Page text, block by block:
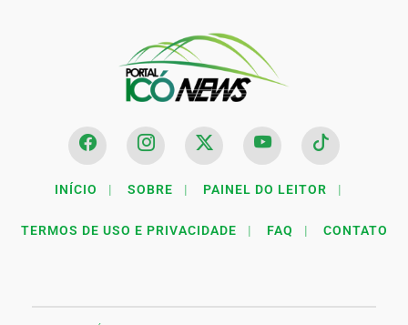
INÍCIO | SOBRE | PAINEL DO LEITOR |
TERMOS DE USO E PRIVACIDADE | FAQ | CONTATO
você concorda com nossos Termos de Uso e